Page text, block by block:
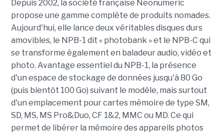
Depuis 2002, la société française Neonumeric
propose une gamme complète de produits nomades.
Aujourd'hui, elle lance deux véritables disques durs
amovibles, le NPB-1 dit « photobank » et le NPB-C qui
se transforme également en baladeur audio, vidéo et
photo. Avantage essentiel du NPB-1, la présence
d'un espace de stockage de données jusqu'à 80 Go
(puis bientôt 100 Go) suivant le modèle, mais surtout
d'un emplacement pour cartes mémoire de type SM,
SD, MS, MS Pro&Duo, CF 1&2, MMC ou MD. Ce qui
permet de libérer la mémoire des appareils photos